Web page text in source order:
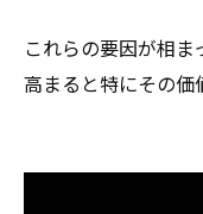
これらの要因が相
高まると特にその価